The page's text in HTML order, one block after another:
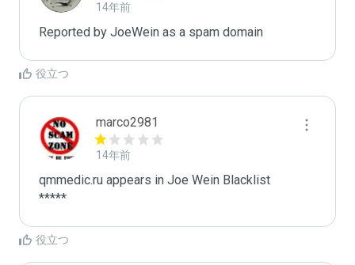
14年前
Reported by JoeWein as a spam domain
役立つ
marco2981
14年前
qmmedic.ru appears in Joe Wein Blacklist
*****
役立つ